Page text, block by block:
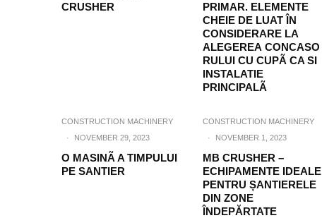
CRUSHER
PRIMAR. ELEMENTE
CHEIE DE LUAT ÎN
CONSIDERARE LA
ALEGEREA CONCASO
RULUI CU CUPÃ CA SI
INSTALATIE
PRINCIPALÃ
CONSTRUCTION MACHINERY
·
NOVEMBER 29, 2023
O MASINÃ A TIMPULUI
PE SANTIER
CONSTRUCTION MACHINERY
·
NOVEMBER 1, 2023
MB CRUSHER –
ECHIPAMENTE IDEALE
PENTRU ȘANTIERELE
DIN ZONE
ÎNDEPĂRTATE